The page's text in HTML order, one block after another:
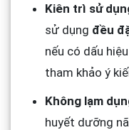
Kiên trì sử
sử dụng đều
nếu có dấu
tham khảo ý
Không lạm
huyết dưỡng